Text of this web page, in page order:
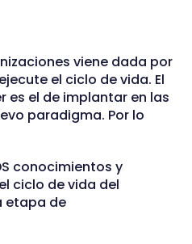
viene dada por
el ciclo de vida. El
es el de implantar en las
paradigma. Por lo
conocimientos y
ciclo de vida del
etapa de